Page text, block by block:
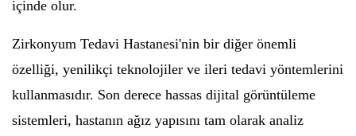
içinde olur.
Zirkonyum Tedavi Hastanesi'nin bir diğer önemli
özelliği, yenilikçi teknolojiler ve ileri tedavi yöntemlerini
kullanmasıdır. Son derece hassas dijital görüntüleme
sistemleri, hastanın ağız yapısını tam olarak analiz